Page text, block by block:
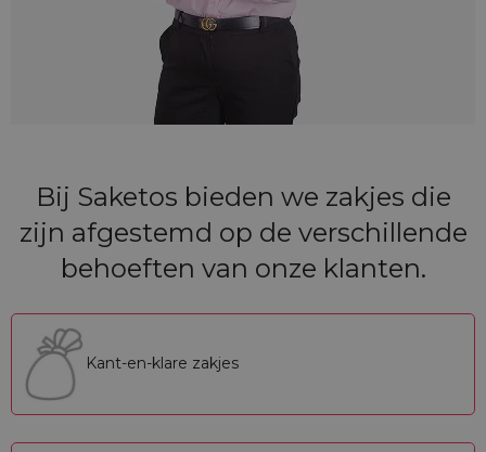
Bij Saketos bieden we zakjes die
zijn afgestemd op de verschillende
behoeften van onze klanten.
Kant-en-klare zakjes